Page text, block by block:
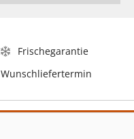
Frischegarantie
Wunschliefertermin